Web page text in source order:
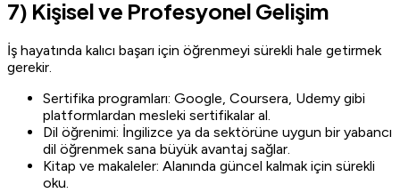
7) Kişisel ve Profesyonel Gelişim
İş hayatında kalıcı başarı için öğrenmeyi sürekli hale getirmek
gerekir.
Sertifika programları: Google, Coursera, Udemy gibi
platformlardan mesleki sertifikalar al.
Dil öğrenimi: İngilizce ya da sektörüne uygun bir yabancı
dil öğrenmek sana büyük avantaj sağlar.
Kitap ve makaleler: Alanında güncel kalmak için sürekli
oku.